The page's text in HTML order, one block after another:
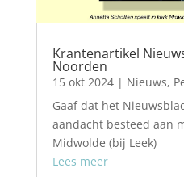
Krantenartikel
Noorden
15 okt 2024| Nieuws,
Gaaf dat het
aandacht besteed aan
Midwolde (bij Leek)
Lees meer